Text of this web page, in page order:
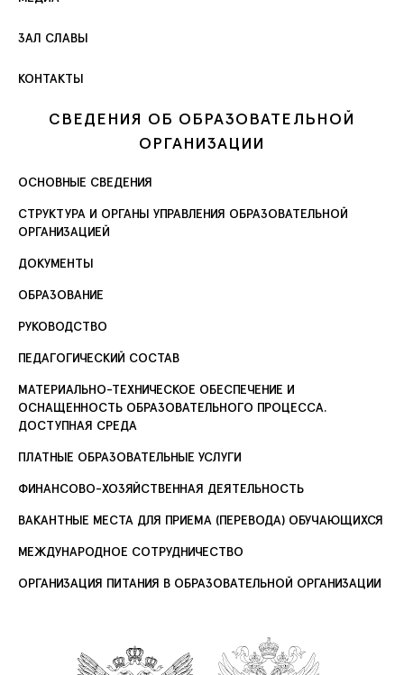
ЗАЛ СЛАВЫ
КОНТАКТЫ
СВЕДЕНИЯ ОБ ОБРАЗОВАТЕЛЬНОЙ
ОРГАНИЗАЦИИ
ОСНОВНЫЕ СВЕДЕНИЯ
СТРУКТУРА И ОРГАНЫ УПРАВЛЕНИЯ ОБРАЗОВАТЕЛЬНОЙ
ОРГАНИЗАЦИЕЙ
ДОКУМЕНТЫ
ОБРАЗОВАНИЕ
РУКОВОДСТВО
ПЕДАГОГИЧЕСКИЙ СОСТАВ
МАТЕРИАЛЬНО-ТЕХНИЧЕСКОЕ ОБЕСПЕЧЕНИЕ И
ОСНАЩЕННОСТЬ ОБРАЗОВАТЕЛЬНОГО ПРОЦЕССА.
ДОСТУПНАЯ СРЕДА
ПЛАТНЫЕ ОБРАЗОВАТЕЛЬНЫЕ УСЛУГИ
ФИНАНСОВО-ХОЗЯЙСТВЕННАЯ ДЕЯТЕЛЬНОСТЬ
ВАКАНТНЫЕ МЕСТА ДЛЯ ПРИЕМА (ПЕРЕВОДА) ОБУЧАЮЩИХСЯ
МЕЖДУНАРОДНОЕ СОТРУДНИЧЕСТВО
ОРГАНИЗАЦИЯ ПИТАНИЯ В ОБРАЗОВАТЕЛЬНОЙ ОРГАНИЗАЦИИ